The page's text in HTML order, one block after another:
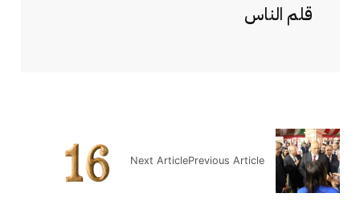
قلم الناس
Previous Article
Next Article